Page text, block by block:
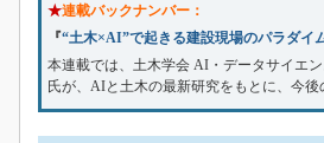
★連載バックナンバー：
『“土木×AI”で起きる建設現場のパラダイ
本連載では、土木学会 AI・データサイエ
氏が、AIと土木の最新研究をもとに、今